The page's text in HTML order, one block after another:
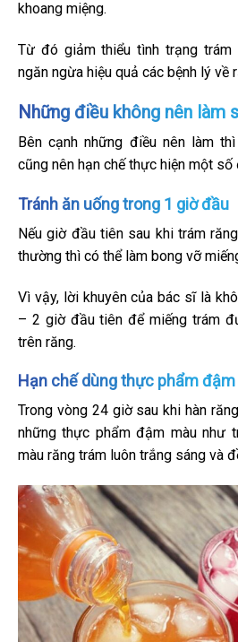
khoang miệng.
Từ đó giảm thiểu tình trạng trám
ngăn ngừa hiệu quả các bệnh lý về
Những điều không nên làm
Bên cạnh những điều nên làm
cũng nên hạn chế thực hiện một số
Tránh ăn uống trong 1 giờ đầu
Nếu giờ đầu tiên sau khi trám
thường thì có thể làm bong vỡ
Vì vậy, lời khuyên của bác sĩ là
– 2 giờ đầu tiên để miếng trám
trên răng.
Hạn chế dùng thực phẩm
Trong vòng 24 giờ sau khi hàn
những thực phẩm đậm màu như
màu răng trám luôn trắng sáng và